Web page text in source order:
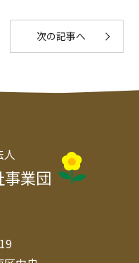
次の記事へ
人
業団